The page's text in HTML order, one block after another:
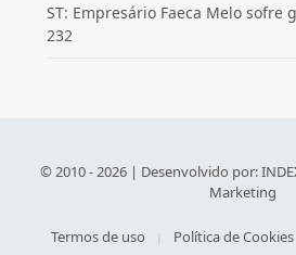
ST: Empresário Faeca Melo sofre
232
© 2010 - 2026 | Desenvolvido por:
Marketing
Termos de uso Política de Cookies